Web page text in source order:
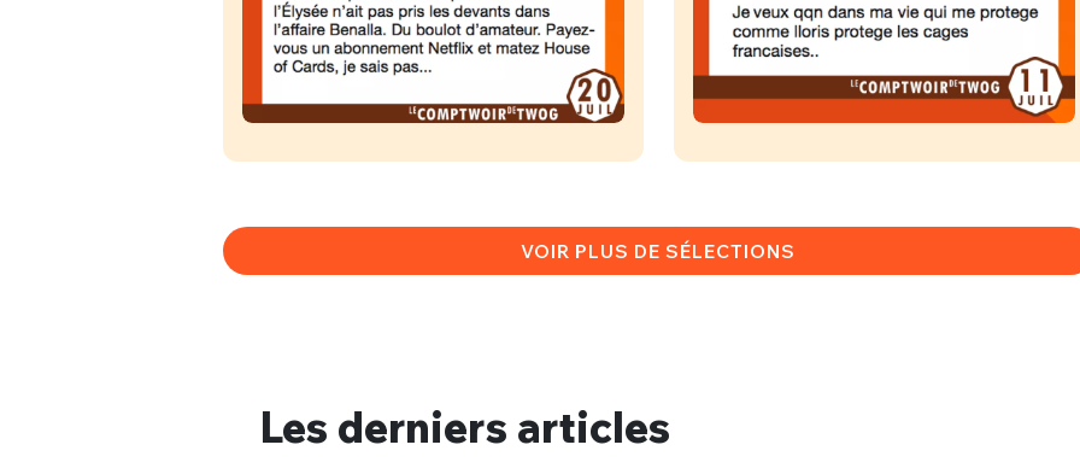
VOIR PLUS DE SÉLECTIONS
Les derniers articles
JE M'INSCRIS
C'EST PARTI M'INSCRIRE
ME CONNECTER